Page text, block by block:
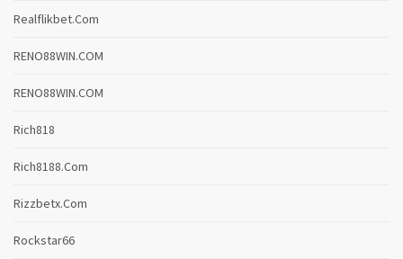
Realflikbet.com
RENO88WIN.COM
RENO88WIN.COM
Rich818
Rich8188.com
Rizzbetx.com
Rockstar66